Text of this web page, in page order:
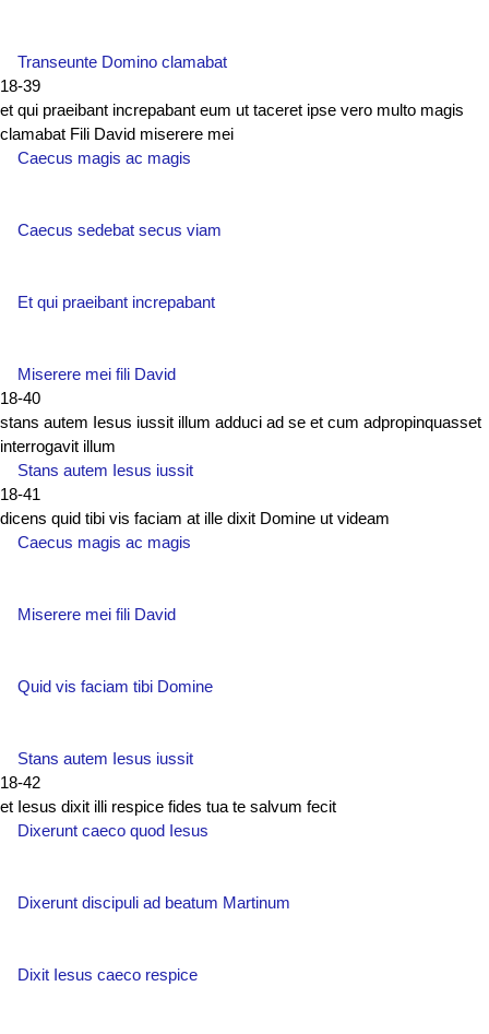
Transeunte Domino clamabat
18-39
et qui praeibant increpabant eum ut taceret ipse vero multo magis
clamabat Fili David miserere mei
Caecus magis ac magis
Caecus sedebat secus viam
Et qui praeibant increpabant
Miserere mei fili David
18-40
stans autem Iesus iussit illum adduci ad se et cum adpropinquasset
interrogavit illum
Stans autem Iesus iussit
18-41
dicens quid tibi vis faciam at ille dixit Domine ut videam
Caecus magis ac magis
Miserere mei fili David
Quid vis faciam tibi Domine
Stans autem Iesus iussit
18-42
et Iesus dixit illi respice fides tua te salvum fecit
Dixerunt caeco quod Iesus
Dixerunt discipuli ad beatum Martinum
Dixit Iesus caeco respice